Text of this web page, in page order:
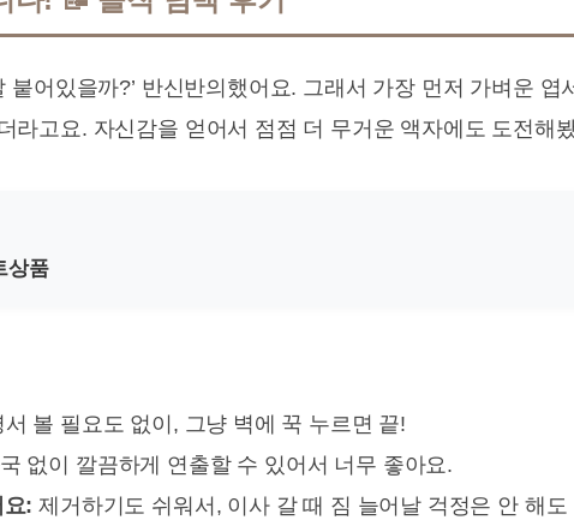
붙어있을까?’ 반신반의했어요. 그래서 가장 먼저 가벼운
라고요. 자신감을 얻어서 점점 더 무거운 액자에도 도전해
상품
서 볼 필요도 없이, 그냥 벽에 꾹 누르면 끝!
없이 깔끔하게 연출할 수 있어서 너무 좋아요.
: 제거하기도 쉬워서, 이사 갈 때 짐 늘어날 걱정은 안 해도